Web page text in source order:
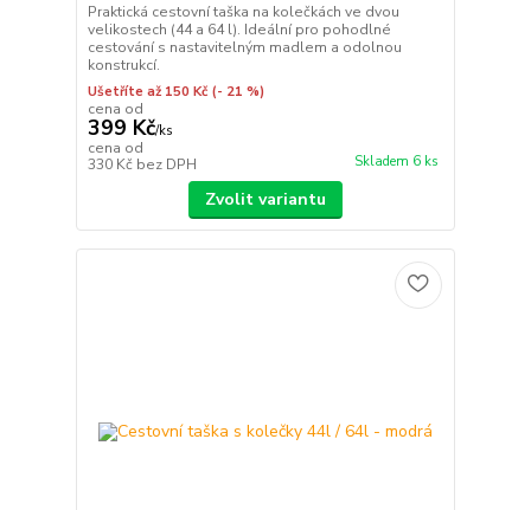
Praktická cestovní taška na kolečkách ve dvou
velikostech (44 a 64 l). Ideální pro pohodlné
cestování s nastavitelným madlem a odolnou
konstrukcí.
Ušetříte až 150 Kč (- 21 %)
cena od
399 Kč/ks
cena od
330 Kč bez DPH Skladem 6 ks
Zvolit variantu